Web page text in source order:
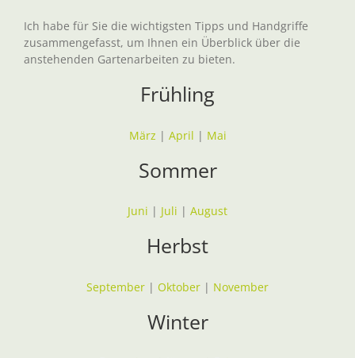
Ich habe für Sie die wichtigsten Tipps und Handgriffe
zusammengefasst, um Ihnen ein Überblick über die
anstehenden Gartenarbeiten zu bieten.
Frühling
März | April | Mai
Sommer
Juni | Juli | August
Herbst
September | Oktober | November
Winter